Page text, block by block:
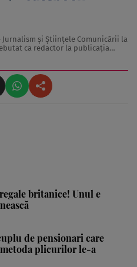
Jurnalism și Științele Comunicării la
ca redactor la publicația
de social media. De-a
britanice! Unul e
de pensionari care
plicurilor le-a